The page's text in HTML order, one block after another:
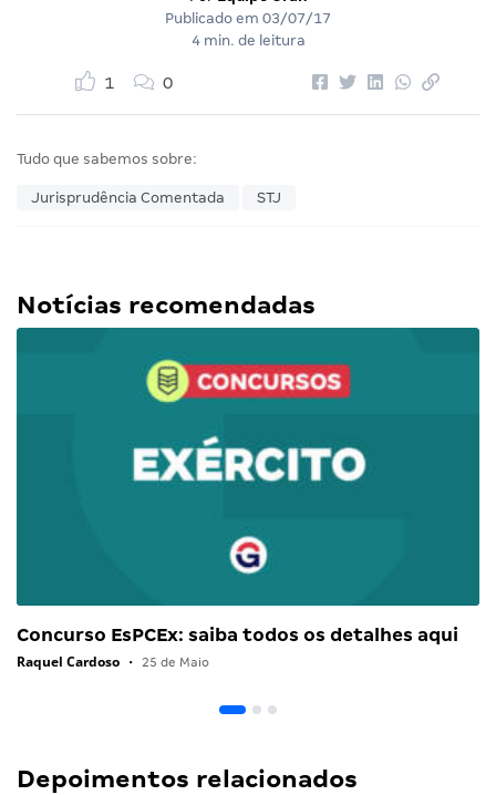
Publicado em 03/07/17
4 min. de leitura
1 0
Tudo que sabemos sobre:
Jurisprudência Comentada STJ
Notícias recomendadas
Concurso EsPCEx: saiba todos os detalhes aqui
Raquel Cardoso • 25 de Maio
Depoimentos relacionados